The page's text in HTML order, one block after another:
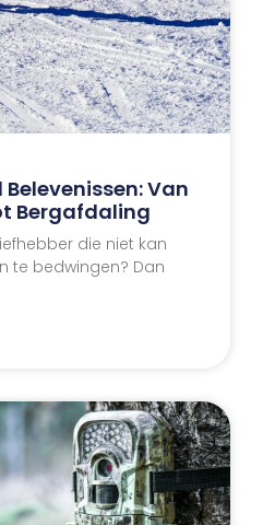
Van
Bergafdaling
die niet kan
te bedwingen? Dan